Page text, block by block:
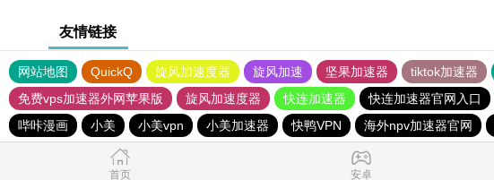
友情链接
网站地图 QuickQ 旋风加速度器 旋风加速 坚果加速器 tiktok加速器
免费vps加速器外网苹果版
旋风加速度器 快连加速器 快连加速器官网入口
哔咔漫画
小美 小美vpn 小美加速器 快鸭VPN 海外npv加速器官网
首页 安卓